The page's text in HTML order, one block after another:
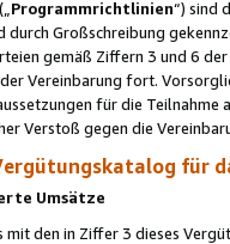
Programmrichtlinien“) sind
Großschreibung
gemäß Ziffern 3 und 6
Vereinbarung fort.
für die
Verstoß gegen die
für
Umsätze
mit den in Ziffer 3 dieses